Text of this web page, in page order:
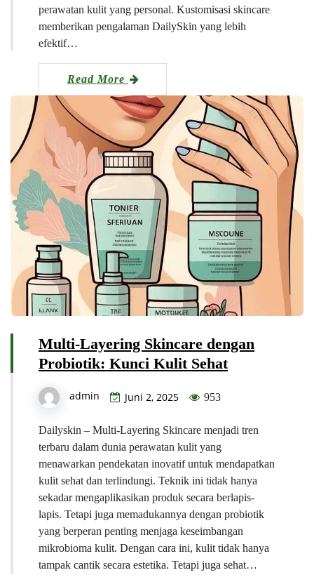
perawatan kulit yang personal. Kustomisasi skincare
memberikan pengalaman DailySkin yang lebih
efektif…
Read More
Multi-Layering Skincare dengan
Probiotik: Kunci Kulit Sehat
admin Juni 2, 2025 953
Dailyskin – Multi-Layering Skincare menjadi tren
terbaru dalam dunia perawatan kulit yang
menawarkan pendekatan inovatif untuk mendapatkan
kulit sehat dan terlindungi. Teknik ini tidak hanya
sekadar mengaplikasikan produk secara berlapis-
lapis. Tetapi juga memadukannya dengan probiotik
yang berperan penting menjaga keseimbangan
mikrobioma kulit. Dengan cara ini, kulit tidak hanya
tampak cantik secara estetika. Tetapi juga sehat…